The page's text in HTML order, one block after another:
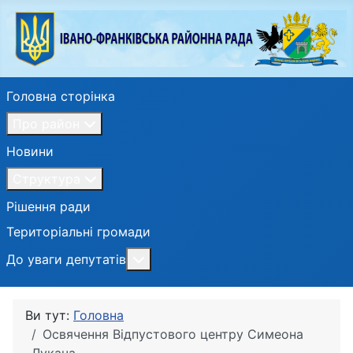
Головна сторінка
Новини
Рішення ради
Територіальні громади
До уваги депутатів
Ви тут: Головна
Освячення Відпустового центру Симеона